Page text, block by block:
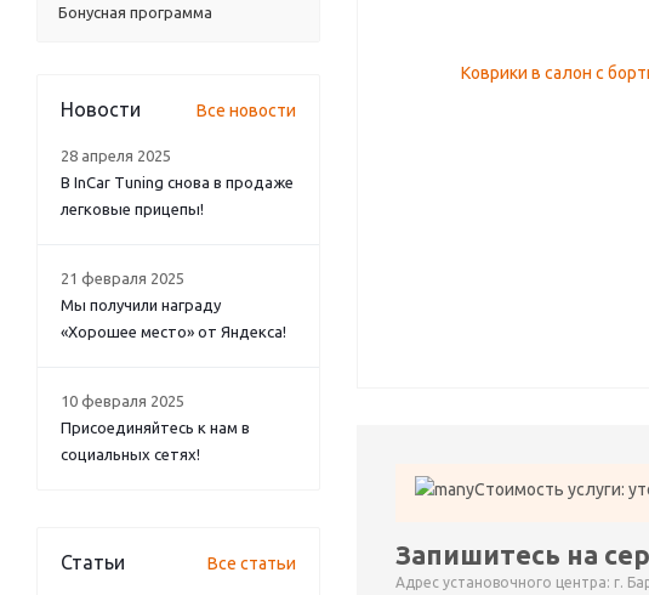
Стоимость услуги:
Запишитесь на
Адрес установочного центра: г.
Бонусная программа
Новости Все новости
28 апреля 2025
В InCar Tuning снова в продаже
легковые прицепы!
21 февраля 2025
Мы получили награду
«Хорошее место» от Яндекса!
10 февраля 2025
Присоединяйтесь к нам в
социальных сетях!
Статьи Все статьи